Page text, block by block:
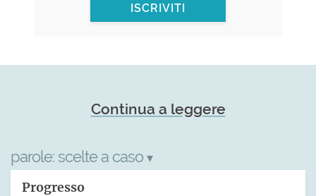
ISCRIVITI
Continua a leggere
parole: scelte a caso ▾
Progresso